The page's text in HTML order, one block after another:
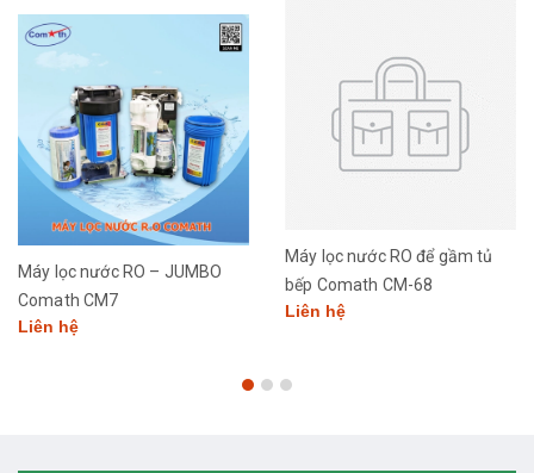
Máy lọc nước RO – JUMBO
Comath CM7
Liên hệ
Máy lọc nước RO để gầm tủ
bếp Comath CM-68
Liên hệ